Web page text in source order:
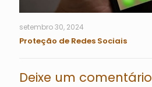
setembro 30, 2024
Proteção de Redes Sociais
Deixe um comentário